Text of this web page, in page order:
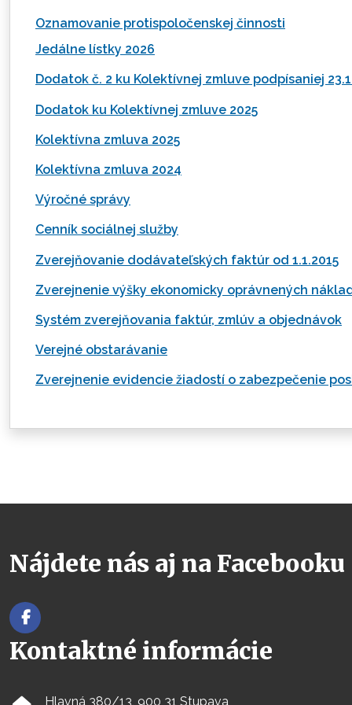
Oznamovanie protispoločenskej činnosti
Jedálne lístky 2026
Dodatok č. 2 ku Kolektívnej zmluve podpísaniej
Dodatok ku Kolektívnej zmluve 2025
Kolektívna zmluva 2025
Kolektívna zmluva 2024
Výročné správy
Cenník sociálnej služby
Zverejňovanie dodávateľských faktúr od 1.1.2015
Zverejnenie výšky ekonomicky oprávnených
Systém zverejňovania faktúr, zmlúv a objednávok
Verejné obstarávanie
Zverejnenie evidencie žiadostí o zabezpečenie
Nájdete nás aj na Facebooku
Kontaktné informácie
Hlavná 380/13, 900 31 Stupava